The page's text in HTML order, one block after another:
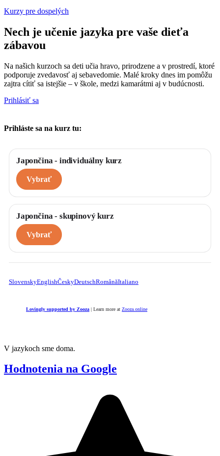
Kurzy pre dospelých
Nech je učenie jazyka pre vaše dieťa
zábavou
Na našich kurzoch sa deti učia hravo, prirodzene a v prostredí, ktoré
podporuje zvedavosť aj sebavedomie. Malé kroky dnes im pomôžu
zajtra cítiť sa istejšie – v škole, medzi kamarátmi aj v budúcnosti.
Prihlásiť sa
Prihláste sa na kurz tu:
Vyberte si
Japončina - individuálny kurz
Vybrať
Japončina - skupinový kurz
Vybrať
SlovenskyEnglishČeskyDeutschRomânăItaliano
Lovingly supported by Zooza | Learn more at Zooza.online
V jazykoch sme doma.
Hodnotenia na Google